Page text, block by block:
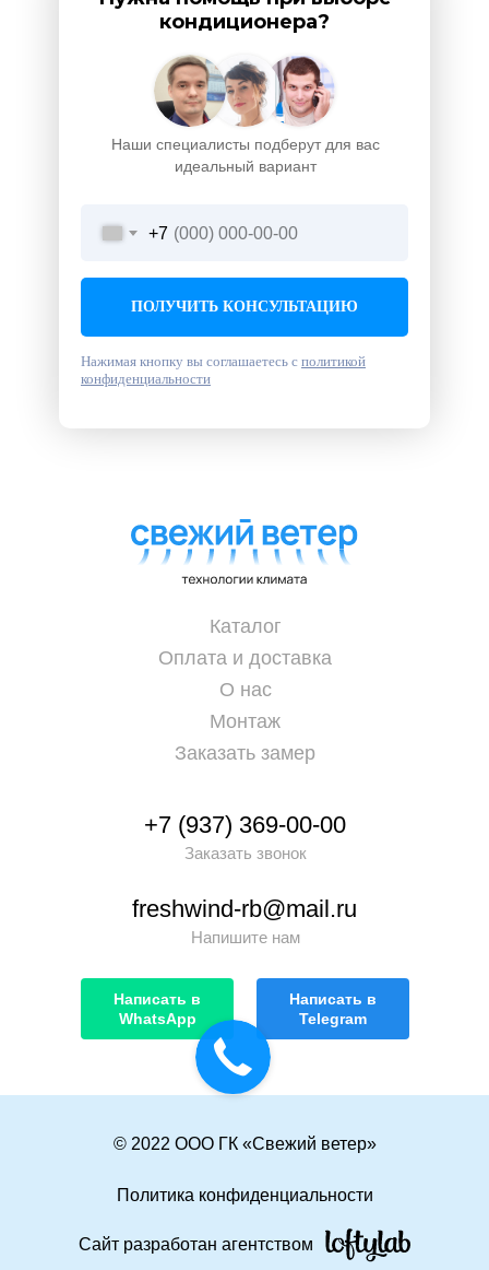
Наши специалисты подберут для вас
идеальный вариант
кондиционера?
+7
ПОЛУЧИТЬ КОНСУЛЬТАЦИЮ
Нажимая кнопку вы соглашаетесь с политикой
конфиденциальности
+7 (937) 369-00-00
Заказать звонок
freshwind-rb@mail.ru
Напишите нам
Каталог
Оплата и доставка
О нас
Монтаж
Заказать замер
Написать в
WhatsApp
Написать в
Telegram
Сайт разработан агентством
© 2022 ООО ГК «Свежий ветер»
Политика конфиденциальности